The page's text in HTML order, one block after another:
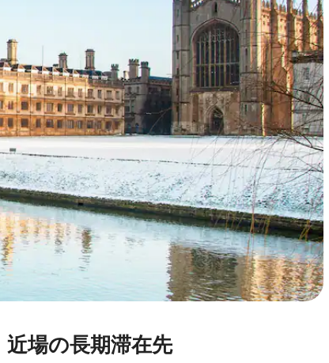
タッチまたはスワイプして検索結果を確認することができます。
近場の長期滞在先